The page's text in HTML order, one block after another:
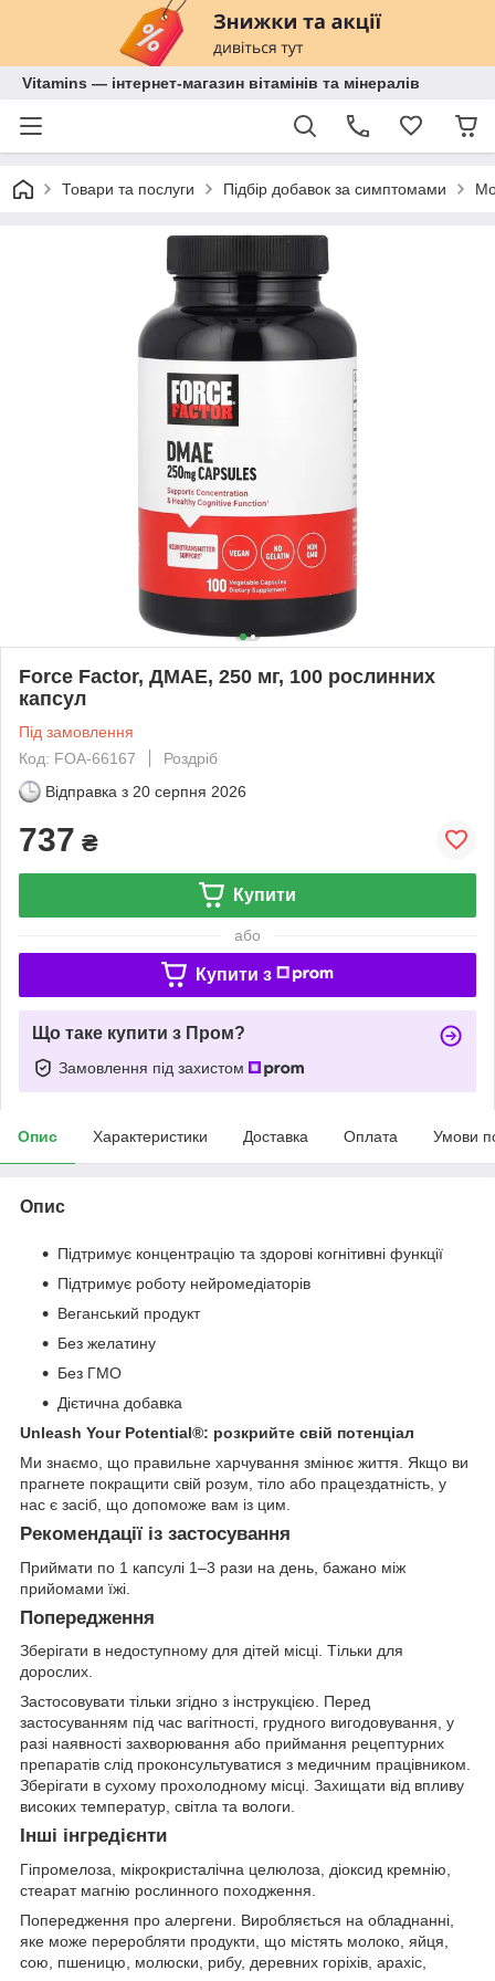
Vitamins — інтернет-магазин вітамінів та мінералів
Товари та послуги Підбір добавок за симптомами
Force Factor, ДМАЕ, 250 мг, 100 рослинних
капсул
Під замовлення
Код: FOA-66167
Роздріб
Відправка з 20 серпня 2026
737 ₴
Купити
або
Купити з
Що таке купити з Пром?
Замовлення під захистом
Опис Характеристики Доставка Оплата Умови
Опис
Підтримує концентрацію та здорові когнітивні функції
Підтримує роботу нейромедіаторів
Веганський продукт
Без желатину
Без ГМО
Дієтична добавка
Unleash Your Potential®: розкрийте свій потенціал
Ми знаємо, що правильне харчування змінює життя. Якщо ви
прагнете покращити свій розум, тіло або працездатність, у
нас є засіб, що допоможе вам із цим.
Рекомендації із застосування
Приймати по 1 капсулі 1–3 рази на день, бажано між
прийомами їжі.
Попередження
Зберігати в недоступному для дітей місці. Тільки для
дорослих.
Застосовувати тільки згідно з інструкцією. Перед
застосуванням під час вагітності, грудного вигодовування, у
разі наявності захворювання або приймання рецептурних
препаратів слід проконсультуватися з медичним працівником.
Зберігати в сухому прохолодному місці. Захищати від впливу
високих температур, світла та вологи.
Інші інгредієнти
Гіпромелоза, мікрокристалічна целюлоза, діоксид кремнію,
стеарат магнію рослинного походження.
Попередження про алергени. Виробляється на обладнанні,
яке може переробляти продукти, що містять молоко, яйця,
сою, пшеницю, молюски, рибу, деревних горіхів, арахіс,